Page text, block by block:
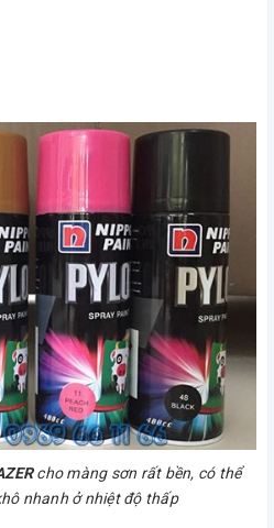
cho màng sơn rất bền, có thể
nhanh ở nhiệt độ thấp